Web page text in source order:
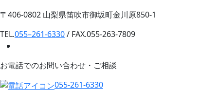
〒406-0802 山梨県笛吹市御坂町金川原850-1
TEL.055–261-6330/ FAX.055-263-7809
お電話でのお問い合わせ・ご相談
055-261-6330